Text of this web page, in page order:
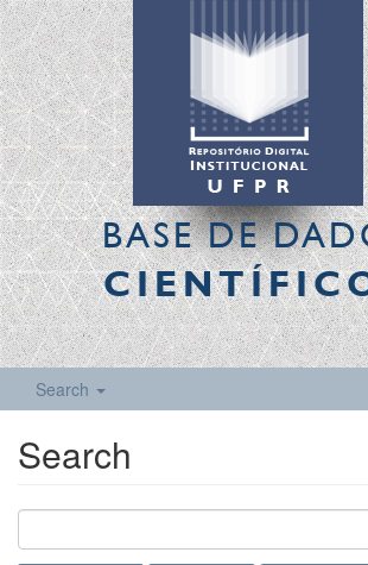
BASE DE
Search
Search